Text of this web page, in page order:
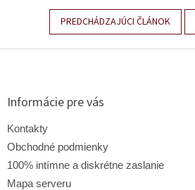
PREDCHÁDZAJÚCI ČLÁNOK
Z
Informácie pre vás
Kontakty
Obchodné podmienky
100% intímne a diskrétne zaslanie
Mapa serveru